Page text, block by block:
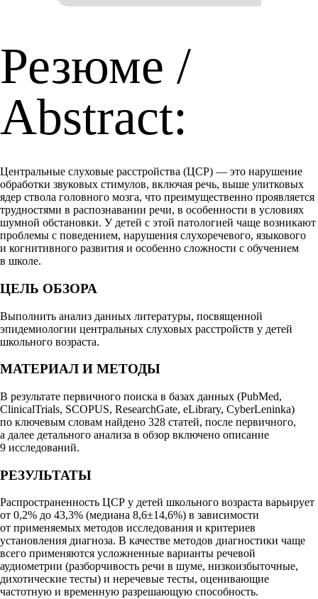
Резюме /
Abstract:
Центральные слуховые расстройства (ЦСР) — это нарушение
обработки звуковых стимулов, включая речь, выше улитковых
ядер ствола головного мозга, что преимущественно проявляется
трудностями в распознавании речи, в особенности в условиях
шумной обстановки. У детей с этой патологией чаще возникают
проблемы с поведением, нарушения слухоречевого, языкового
и когнитивного развития и особенно сложности с обучением
в школе.
ЦЕЛЬ ОБЗОРА
Выполнить анализ данных литературы, посвященной
эпидемиологии центральных слуховых расстройств у детей
школьного возраста.
МАТЕРИАЛ И МЕТОДЫ
В результате первичного поиска в базах данных (PubMed,
ClinicalTrials, SCOPUS, ResearchGate, eLibrary, CyberLeninka)
по ключевым словам найдено 328 статей, после первичного,
а далее детального анализа в обзор включено описание
9 исследований.
РЕЗУЛЬТАТЫ
Распространенность ЦСР у детей школьного возраста варьирует
от 0,2% до 43,3% (медиана 8,6±14,6%) в зависимости
от применяемых методов исследования и критериев
установления диагноза. В качестве методов диагностики чаще
всего применяются усложненные варианты речевой
аудиометрии (разборчивость речи в шуме, низкоизбыточные,
дихотические тесты) и неречевые тесты, оценивающие
частотную и временную разрешающую способность.